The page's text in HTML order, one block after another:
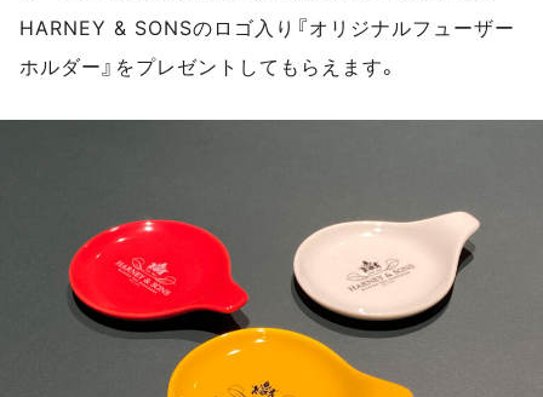
HARNEY & SONSのロゴ入り『オリジナルフューザー
ホルダー』をプレゼントしてもらえます。